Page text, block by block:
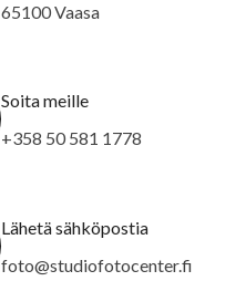
65100 Vaasa
Soita meille
+358 50 581 1778
Lähetä sähköpostia
foto@studiofotocenter.fi